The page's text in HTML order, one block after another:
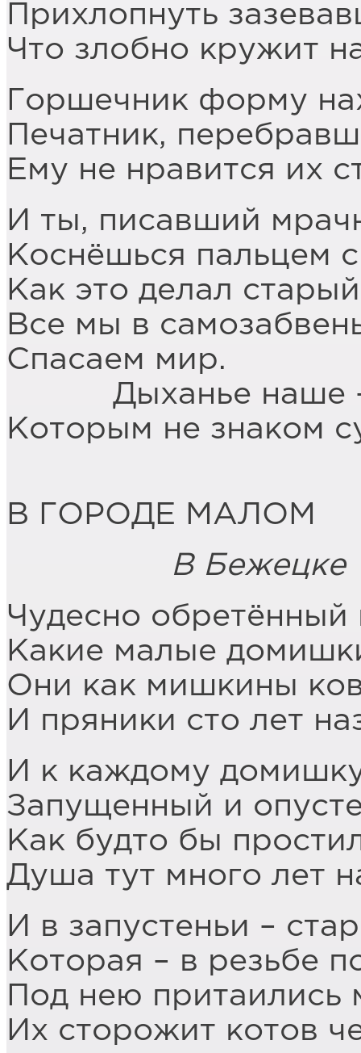
Прихлопнуть
Что злобно кружит
Горшечник форму
Печатник,
Ему не нравится их
И ты, писавший
Коснёшься пальцем
Как это делал
Все мы в
Спасаем мир.
Дыханье наше –
Которым не знаком
В ГОРОДЕ МАЛОМ
В Бежецке
Чудесно обретённый
Какие малые
Они как мишкины
И пряники сто лет
И к каждому
Запущенный и
Как будто бы
Душа тут много лет
И в запустеньи –
Которая – в резьбе
Под нею
Их сторожит котов